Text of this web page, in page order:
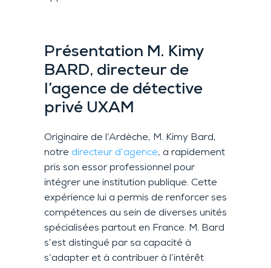
Présentation M. Kimy
BARD, directeur de
l’agence de détective
privé UXAM
Originaire de l’Ardèche, M. Kimy Bard,
notre directeur d’agence, a rapidement
pris son essor professionnel pour
intégrer une institution publique. Cette
expérience lui a permis de renforcer ses
compétences au sein de diverses unités
spécialisées partout en France. M. Bard
s’est distingué par sa capacité à
s’adapter et à contribuer à l’intérêt